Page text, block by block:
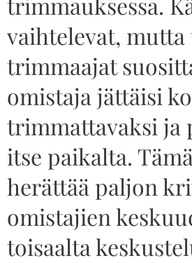
vaihtelevat, mutta
trimmaajat
omistaja jättäisi
trimmattavaksi ja
itse paikalta.
herättää paljon
omistajien
toisaalta